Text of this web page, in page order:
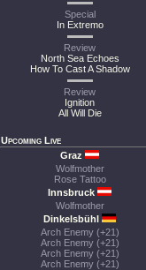
Special
In Extremo
Review
North Sea Echoes
How To Cast A Shadow
Review
Ignition
All Will Die
Upcoming Live
Graz
Wolfmother
Rose Tattoo
Innsbruck
Wolfmother
Dinkelsbühl
Arch Enemy (+21)
Arch Enemy (+21)
Arch Enemy (+21)
Arch Enemy (+21)